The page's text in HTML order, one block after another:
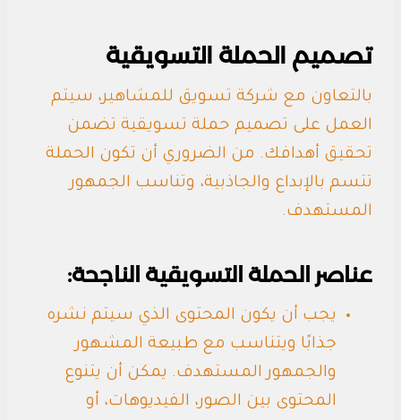
تصميم الحملة التسويقية
بالتعاون مع شركة تسويق للمشاهير، سيتم
العمل على تصميم حملة تسويقية تضمن
تحقيق أهدافك. من الضروري أن تكون الحملة
تتسم بالإبداع والجاذبية، وتناسب الجمهور
المستهدف.
عناصر الحملة التسويقية الناجحة:
يجب أن يكون المحتوى الذي سيتم نشره
جذابًا ويتناسب مع طبيعة المشهور
والجمهور المستهدف. يمكن أن يتنوع
المحتوى بين الصور، الفيديوهات، أو